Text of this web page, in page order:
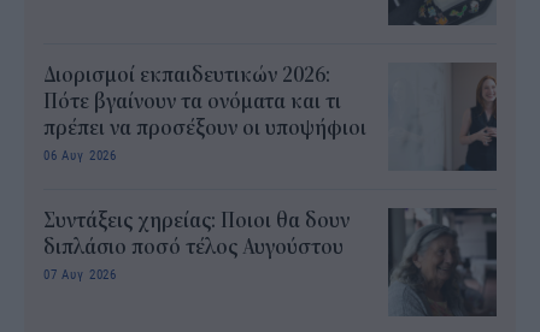
Διορισμοί εκπαιδευτικών 2026:
Πότε βγαίνουν τα ονόματα και τι
πρέπει να προσέξουν οι υποψήφιοι
06 Αυγ 2026
Συντάξεις χηρείας: Ποιοι θα δουν
διπλάσιο ποσό τέλος Αυγούστου
07 Αυγ 2026